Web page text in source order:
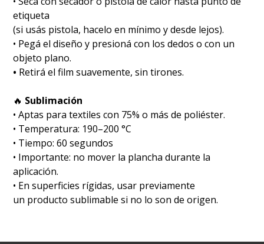
etiqueta
(si usás pistola, hacelo en mínimo y desde lejos).
• Pegá el diseño y presioná con los dedos o con un
objeto plano.
• Retirá el film suavemente, sin tirones.
🔥 Sublimación
•⁠ ⁠Aptas para textiles con 75% o más de poliéster.
•⁠ ⁠Temperatura: 190–200 °C
•⁠ ⁠Tiempo: 60 segundos
•⁠ ⁠Importante: no mover la plancha durante la
aplicación.
•⁠ ⁠En superficies rígidas, usar previamente
un producto sublimable si no lo son de origen.